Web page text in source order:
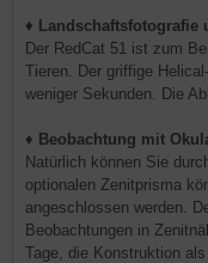
♦ Landschaftsfotografie
Der RedCat 51 ist zum
Tieren. Der griffige
weniger Sekunden. Die
♦ Beobachtung mit
Natürlich können Sie
optionalen Zenitprisma
angeschlossen werden.
Beobachtungen in
Tage, die Konstruktion